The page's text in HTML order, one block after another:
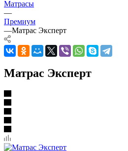
Матрасы
—
Премиум
—Матрас Эксперт
Матрас Эксперт